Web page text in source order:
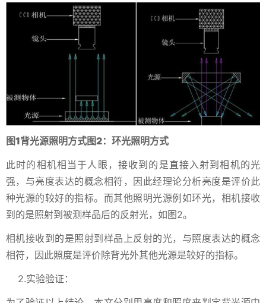
图1背光源照明方式图2：环光照明方式
此时的相机相当于人眼，接收到的是直接入射到相机的光
强，与亮度表达的概念相符，因此经理论分析亮度是评价此
种光源的较好的指标。而其他照明光源例如环光，相机接收
到的是照射到被测样品后的反射光，如图2。
相机接收到的是照射到样品上反射的光，与照度表达的概念
相符，因此照度是评价除背光外其他光源是较好的指标。
2.实验验证：